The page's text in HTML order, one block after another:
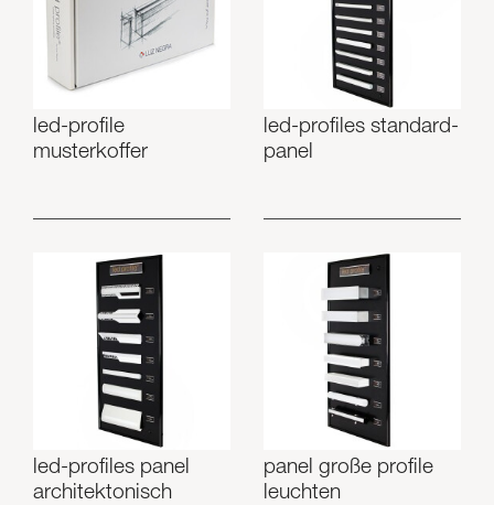
Skyled - Maßleuchten
Neolight - Technische Design-Leuchten
Dreiphasen-Schiene (230V)
Leuchtrahmen mit Textilfronten
Leuchtpaneele und Plexiled
led-profile
musterkoffer
led-profiles standard-
panel
led-profiles panel
architektonisch
panel große profile
leuchten